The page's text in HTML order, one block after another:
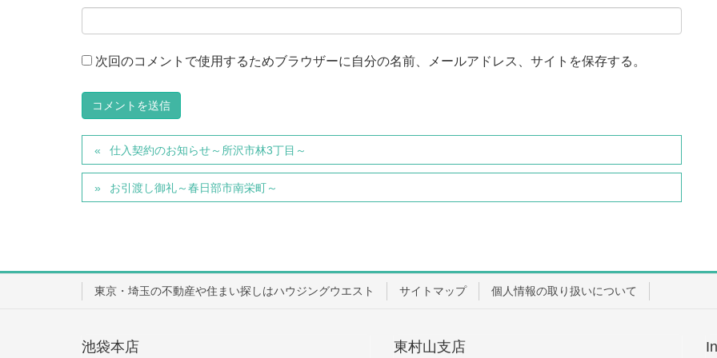
次回のコメントで使用するためブラウザーに自分の名前、メールアドレス、サイトを保存する。
仕入契約のお知らせ～所沢市林3丁目～
お引渡し御礼～春日部市南栄町～
東京・埼玉の不動産や住まい探しはハウジングウエスト サイトマップ 個人情報の取り扱いについて
池袋本店 東村山支店